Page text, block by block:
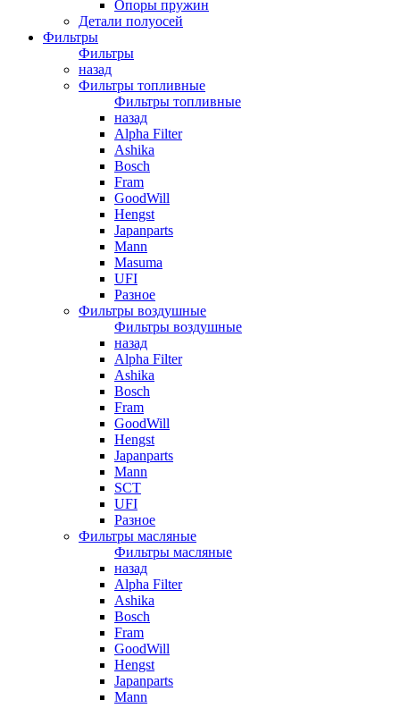
Опоры пружин
Детали полуосей
Фильтры
Фильтры
назад
Фильтры топливные
Фильтры топливные
назад
Alpha Filter
Ashika
Bosch
Fram
GoodWill
Hengst
Japanparts
Mann
Masuma
UFI
Разное
Фильтры воздушные
Фильтры воздушные
назад
Alpha Filter
Ashika
Bosch
Fram
GoodWill
Hengst
Japanparts
Mann
SCT
UFI
Разное
Фильтры масляные
Фильтры масляные
назад
Alpha Filter
Ashika
Bosch
Fram
GoodWill
Hengst
Japanparts
Mann